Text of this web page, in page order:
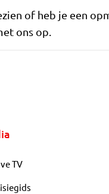
of heb je een
ons op.
TV